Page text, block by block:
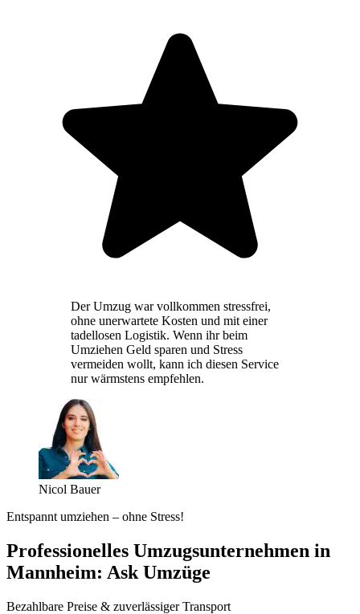
Der Umzug war vollkommen stressfrei,
ohne unerwartete Kosten und mit einer
tadellosen Logistik. Wenn ihr beim
Umziehen Geld sparen und Stress
vermeiden wollt, kann ich diesen Service
nur wärmstens empfehlen.
Nicol Bauer
Entspannt umziehen – ohne Stress!
Professionelles Umzugsunternehmen in
Mannheim: Ask Umzüge
Bezahlbare Preise & zuverlässiger Transport